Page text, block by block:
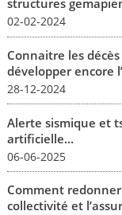
structures
02-02-2024
Connaitre les
développer encore
28-12-2024
Alerte sismique et
artificielle...
06-06-2025
Comment
collectivité et